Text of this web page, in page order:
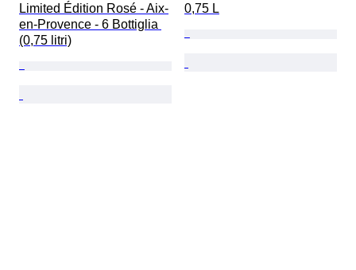
Limited Édition Rosé - Aix-
en-Provence - 6 Bottiglia
(0,75 litri)
0,75 L